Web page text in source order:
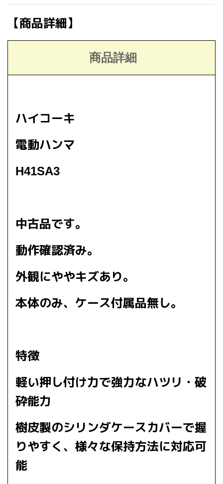
【商品詳細】
商品詳細
ハイコーキ
電動ハンマ
H41SA3
中古品です。
動作確認済み。
外観にややキズあり。
本体のみ、ケース付属品無し。
特徴
軽い押し付け力で強力なハツリ・破
砕能力
樹皮製のシリンダケースカバーで握
りやすく、様々な保持方法に対応可
能